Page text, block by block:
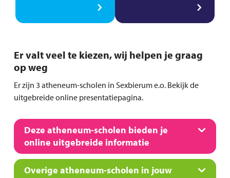
Er valt veel te kiezen, wij helpen je graag
op weg
Er zijn 3 atheneum-scholen in Sexbierum e.o. Bekijk de
uitgebreide online presentatiepagina.
Deze atheneum-scholen bieden je
online uitgebreide informatie
Overige atheneum-scholen in jouw